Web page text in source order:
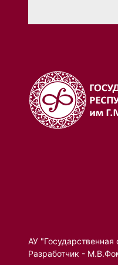
АУ
Разработчик -